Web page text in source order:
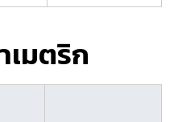
เมตริก